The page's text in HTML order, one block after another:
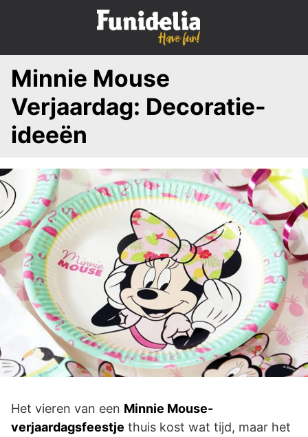
p
e
n
t
Minnie Mouse
Verjaardag: Decoratie-
ideeën
Het vieren van een Minnie Mouse-
verjaardagsfeestje thuis kost wat tijd, maar het